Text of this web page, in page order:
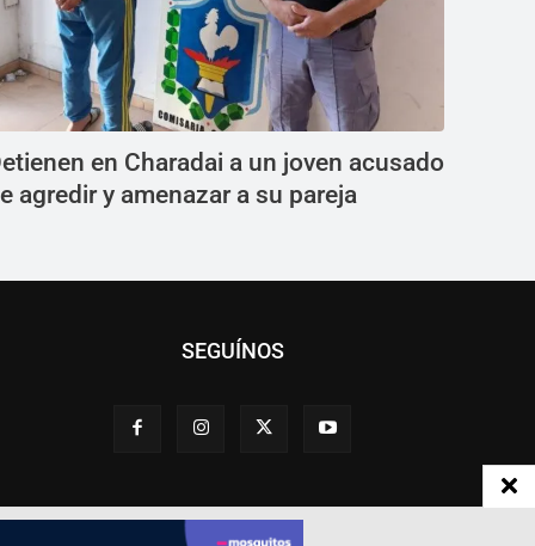
en Charadai a un joven acusado
agredir y amenazar a su pareja
SEGUÍNOS